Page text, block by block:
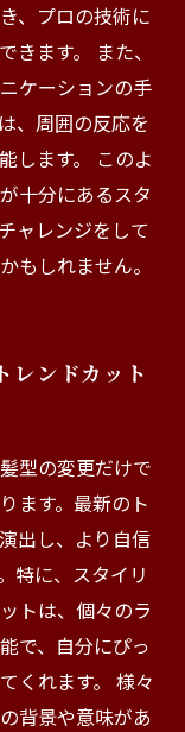
、プロの技術に
きます。 また、
ケーションの手
、周囲の反応を
します。 このよ
十分にあるスタ
ャレンジをして
もしれません。
レンドカット
型の変更だけで
ます。最新のト
出し、より自信
特に、スタイリ
トは、個々のラ
で、自分にぴっ
くれます。 様々
背景や意味があ